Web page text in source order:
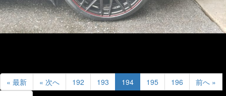
« 最新 « 次へ 192 193 194 195 196
前へ »